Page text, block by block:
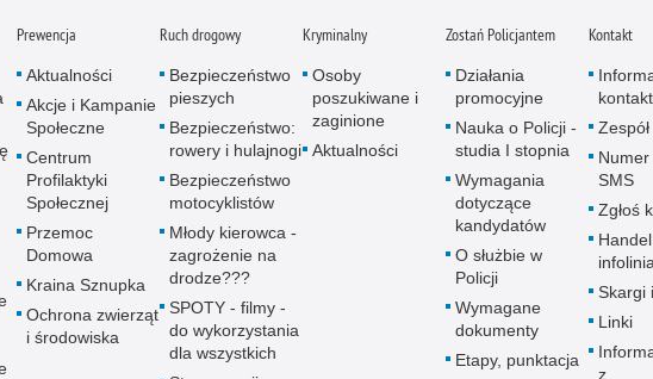
Prewencja
Aktualności
Akcje i Kampanie
Społeczne
Centrum
Profilaktyki
Społecznej
Przemoc
Domowa
Kraina Sznupka
Ochrona zwierząt
i środowiska
Ruch drogowy
Bezpieczeństwo
pieszych
Bezpieczeństwo:
rowery i hulajnogi
Bezpieczeństwo
motocyklistów
Młody kierowca -
zagrożenie na
drodze???
SPOTY - filmy -
do wykorzystania
dla wszystkich
Kryminalny
Osoby
poszukiwane i
zaginione
Aktualności
Zostań Policjantem
Działania
promocyjne
Nauka o Policji -
studia I stopnia
Wymagania
dotyczące
kandydatów
O służbie w
Policji
Wymagane
dokumenty
Etapy, punktacja
Kontakt
SMS
Zgłoś
infolinia
Skargi
Linki
z